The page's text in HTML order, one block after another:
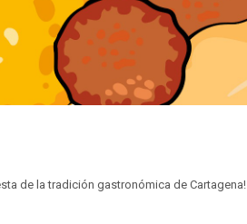
de la tradición gastronómica de Cartagena!